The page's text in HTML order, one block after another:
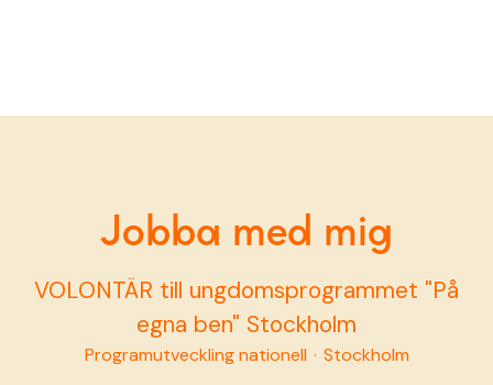
Jobba med mig
VOLONTÄR till ungdomsprogrammet "På
egna ben" Stockholm
Programutveckling nationell · Stockholm